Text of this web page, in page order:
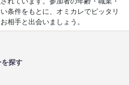
条件をもとに、オミカレでピッタリ
相手と出会いましょう。
探す